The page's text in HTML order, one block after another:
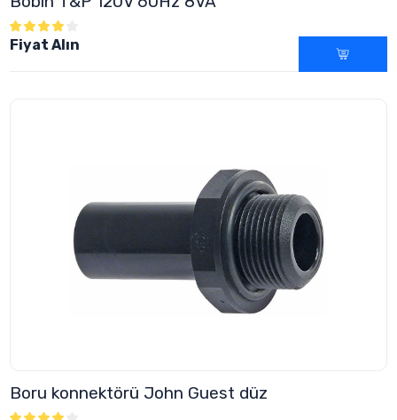
Fiyat Alın
Boru konnektörü John Guest düz